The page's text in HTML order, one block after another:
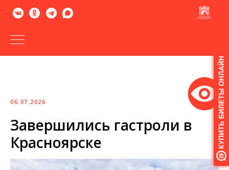
Версия
06.07.2026
Завершились гастроли в
Красноярске